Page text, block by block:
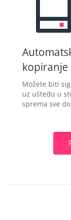
kopiranje
Možete biti
uz uštedu u
sprema sve